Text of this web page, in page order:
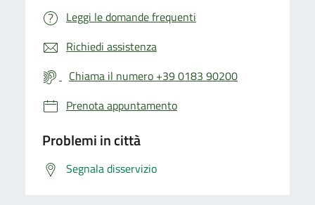
Leggi le domande frequenti
Richiedi assistenza
Chiama il numero +39 0183 90200
Prenota appuntamento
Problemi in città
Segnala disservizio